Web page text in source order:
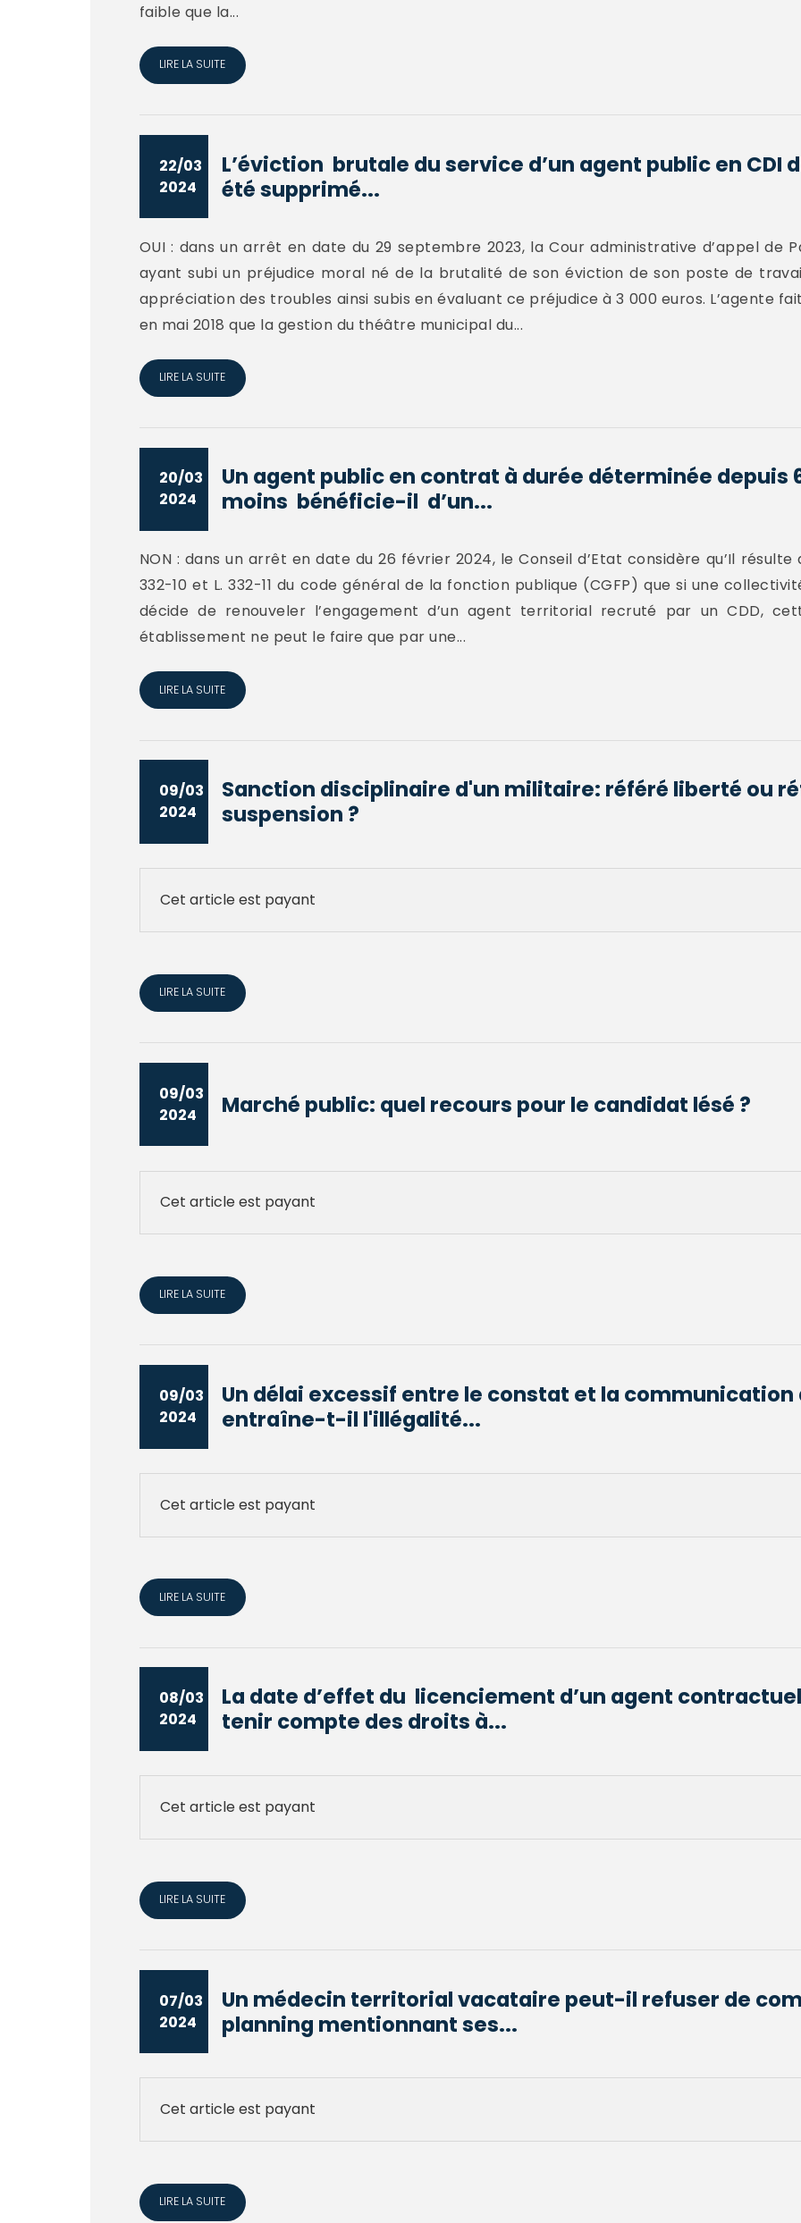
faible que la...
LIRE LA SUITE
22/03
2024
L’éviction brutale du service d’un agent public en CDI
été supprimé...
OUI : dans un arrêt en date du 29 septembre 2023, la Cour administrative d’appel de
ayant subi un préjudice moral né de la brutalité de son éviction de son poste de
appréciation des troubles ainsi subis en évaluant ce préjudice à 3 000 euros. L’agente
en mai 2018 que la gestion du théâtre municipal du...
LIRE LA SUITE
20/03
2024
Un agent public en contrat à durée déterminée depuis
moins bénéficie-il d’un...
NON : dans un arrêt en date du 26 février 2024, le Conseil d’Etat considère qu’Il résulte
332-10 et L. 332-11 du code général de la fonction publique (CGFP) que si une
décide de renouveler l’engagement d’un agent territorial recruté par un CDD,
établissement ne peut le faire que par une...
LIRE LA SUITE
09/03
2024
Sanction disciplinaire d'un militaire: référé liberté ou
suspension ?
Cet article est payant
LIRE LA SUITE
09/03
2024
Marché public: quel recours pour le candidat lésé ?
Cet article est payant
LIRE LA SUITE
09/03
2024
Un délai excessif entre le constat et la communication
entraîne-t-il l'illégalité...
Cet article est payant
LIRE LA SUITE
08/03
2024
La date d’effet du licenciement d’un agent
tenir compte des droits à...
Cet article est payant
LIRE LA SUITE
07/03
2024
Un médecin territorial vacataire peut-il refuser de
planning mentionnant ses...
Cet article est payant
LIRE LA SUITE